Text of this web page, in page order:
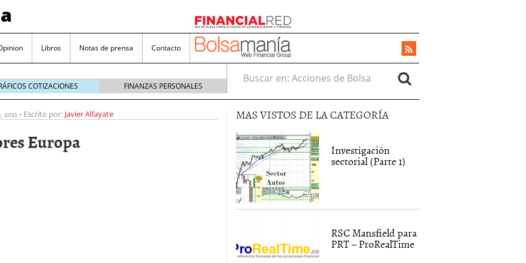
Libros Notas de prensa Contacto
y por qué no hay que perderlas de vista
que destacan por sus dividendos constantes
poderosa herramienta para tus inversiones
COTIZACIONES FINANZAS PERSONALES
Buscar en:
2011 - Escrito por: Javier Alfayate
Europa
MAS VISTOS DE LA CATEGORÍA
Investigación
sectorial (Parte 1)
RSC Mansfield para
PRT – ProRealTime